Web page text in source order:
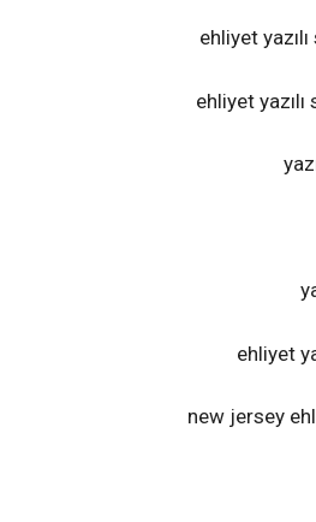
ehliyet yazılı
ehliyet yazılı
ehliyet
new jersey